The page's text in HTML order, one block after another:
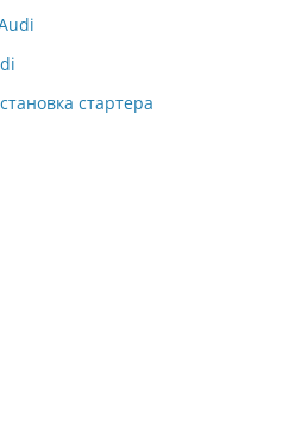
стартера